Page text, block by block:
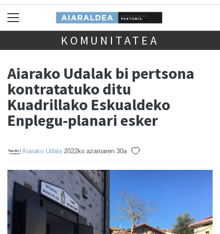
KOMUNITATEA
Aiarako Udalak bi pertsona
kontratatuko ditu
Kuadrillako Eskualdeko
Enplegu-planari esker
Aiarako Udala 2022ko azaroaren 30a